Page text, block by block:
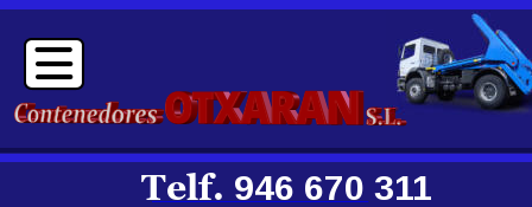
Telf. 946 670 311
__________________________